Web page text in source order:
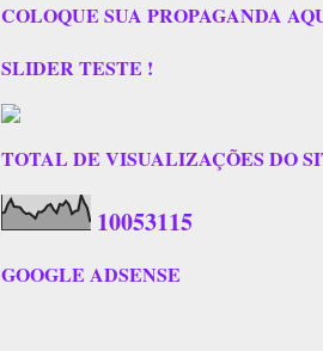
COLOQUE SUA PROPAGANDA
SLIDER TESTE !
TOTAL DE VISUALIZAÇÕES DO
10053115
GOOGLE ADSENSE